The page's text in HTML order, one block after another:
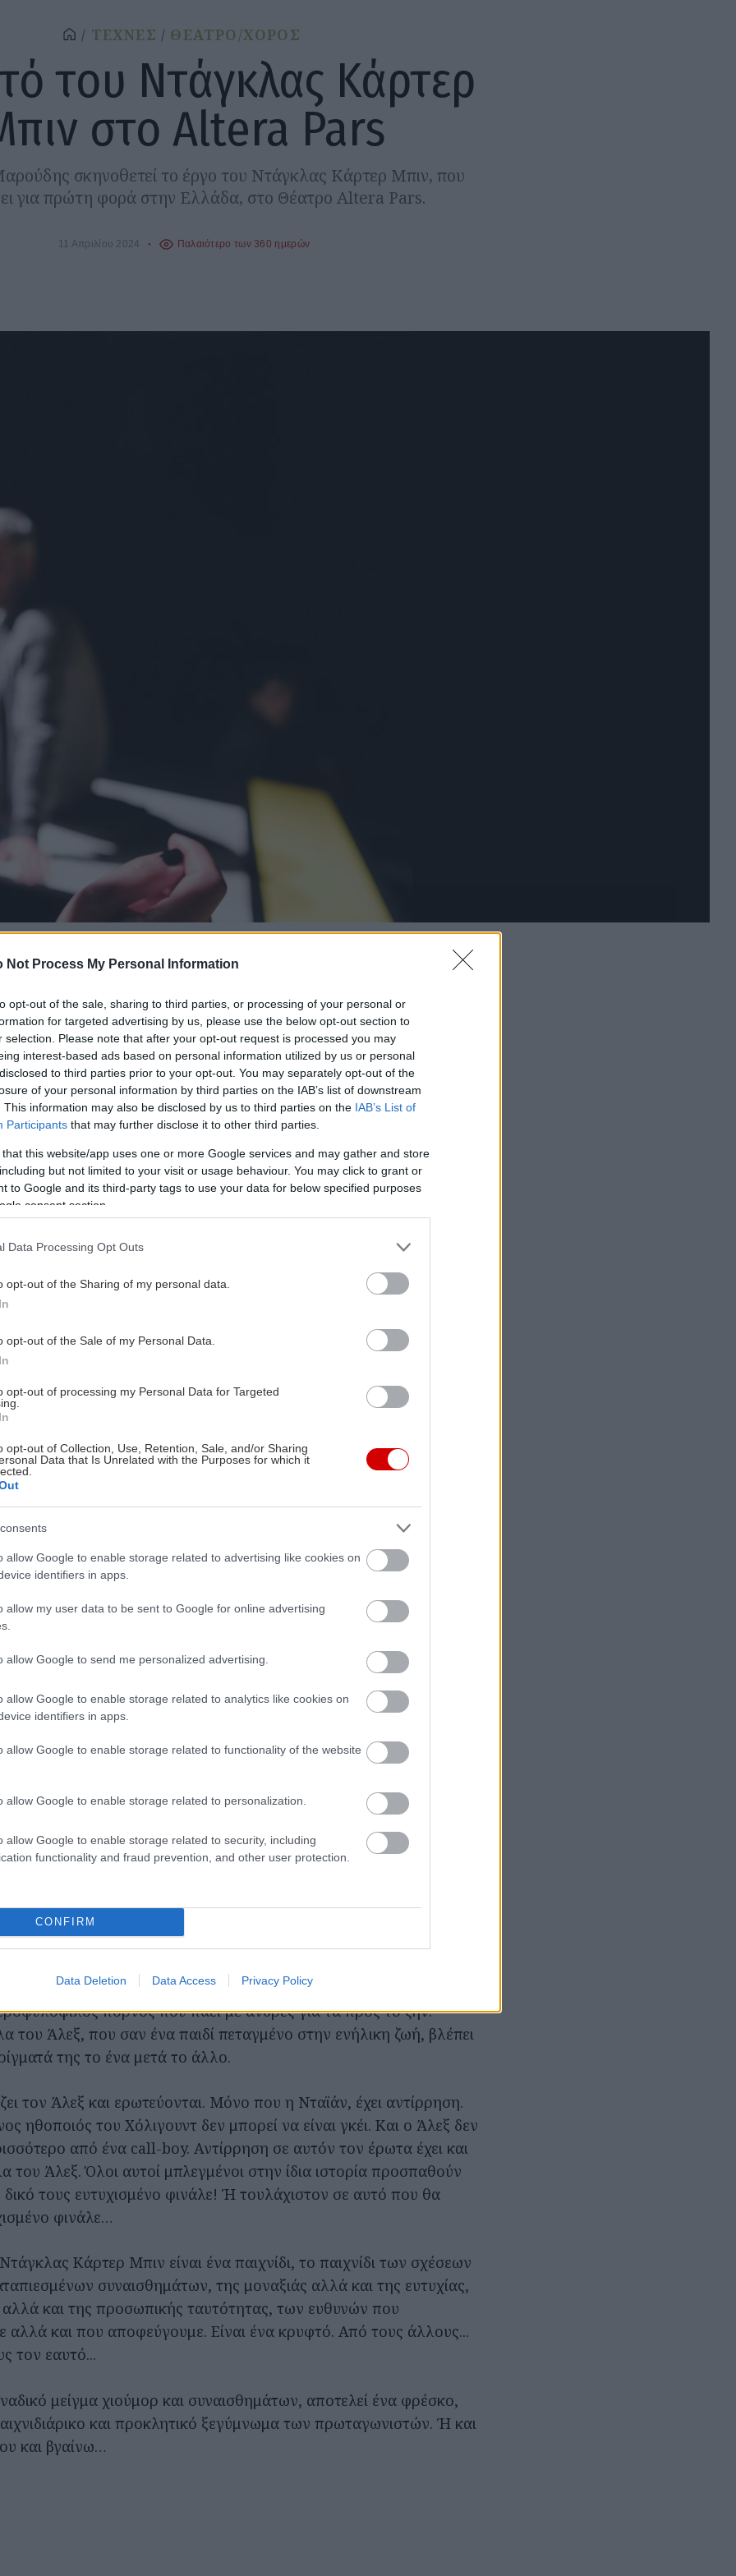
Not Process My Personal Information
opt-out of the sale, sharing to third parties, or processing of your personal or
for targeted advertising by us, please use the below opt-out section to
selection. Please note that after your opt-out request is processed you may
interest-based ads based on personal information utilized by us or personal
to third parties prior to your opt-out. You may separately opt-out of the
of your personal information by third parties on the IAB’s list of downstream
This information may also be disclosed by us to third parties on the IAB’s List of
Participants that may further disclose it to other third parties.
that this website/app uses one or more Google services and may gather and store
but not limited to your visit or usage behaviour. You may click to grant or
to Google and its third-party tags to use your data for below specified purposes
consent section.
Data Processing Opt Outs
opt-out of the Sharing of my personal data.
opt-out of the Sale of my Personal Data.
opt-out of processing my Personal Data for Targeted
opt-out of Collection, Use, Retention, Sale, and/or Sharing
Data that Is Unrelated with the Purposes for which it
allow Google to enable storage related to advertising like cookies on
identifiers in apps.
allow my user data to be sent to Google for online advertising
allow Google to send me personalized advertising.
allow Google to enable storage related to analytics like cookies on
identifiers in apps.
allow Google to enable storage related to functionality of the website
allow Google to enable storage related to personalization.
allow Google to enable storage related to security, including
functionality and fraud prevention, and other user protection.
CONFIRM
Data Deletion Data Access Privacy Policy
ΤΕΧΝΕΣ ΘΕΑΤΡΟ/ΧΟΡΟΣ
του Ντάγκλας Κάρτερ
στο Altera Pars
σκηνοθετεί το έργο του Ντάγκλας Κάρτερ Μπιν, που
για πρώτη φορά στην Ελλάδα, στο Θέατρο Altera Pars.
11 Απριλίου 2024 Παλαιότερο των 360 ημερών
Μαρούδης συστήνει στο ελληνικό κοινό τον σημαντικό
συγγραφέα και σεναριογράφο, Ντάγκλας Κάρτερ Μπιν,
να ανεβάσει στη σκηνή του Altera Pars το υποψήφιο για
The Little Dog Laughed, με τον ελληνικό τίτλο Κρυφτό.
στις 30 Απριλίου. Επιπλέον, τις Τρίτες του Απριλίου
1 + 1 δώρο, αγοράζοντας ένα εισιτήριο μέσω του more.gr ή στο
παίρνετε ένα ακόμη δώρο. Ισχύει για περιορισμένες θέσεις.
την υπόθεση του έργου:
το είδωλό σου στον καθρέφτη ήταν κάποιος άλλος;
ζωή ήταν ένα παιχνίδι;
μάνατζερ του Μίτσελ, που παλεύει για την ανέλιξή
πόρνος που πάει με άνδρες για τα προς το ζην.
του Άλεξ, που σαν ένα παιδί πεταγμένο στην ενήλικη ζωή, βλέπει
της το ένα μετά το άλλο.
τον Άλεξ και ερωτεύονται. Μόνο που η Νταϊάν, έχει αντίρρηση.
ηθοποιός του Χόλιγουντ δεν μπορεί να είναι γκέι. Και ο Άλεξ δεν
από ένα call-boy. Αντίρρηση σε αυτόν τον έρωτα έχει και
του Άλεξ. Όλοι αυτοί μπλεγμένοι στην ίδια ιστορία προσπαθούν
τους ευτυχισμένο φινάλε! Ή τουλάχιστον σε αυτό που θα
φινάλε…
Κάρτερ Μπιν είναι ένα παιχνίδι, το παιχνίδι των σχέσεων
συναισθημάτων, της μοναξιάς αλλά και της ευτυχίας,
και της προσωπικής ταυτότητας, των ευθυνών που
αλλά και που αποφεύγουμε. Είναι ένα κρυφτό. Από τους άλλους...
τον εαυτό...
μείγμα χιούμορ και συναισθημάτων, αποτελεί ένα φρέσκο,
και προκλητικό ξεγύμνωμα των πρωταγωνιστών. Ή και
και βγαίνω…